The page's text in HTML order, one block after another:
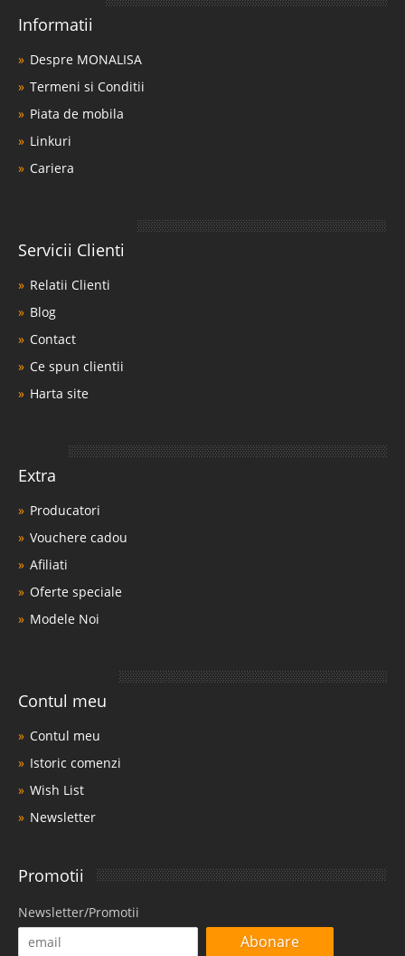
Informatii
Despre MONALISA
Termeni si Conditii
Piata de mobila
Linkuri
Cariera
Servicii Clienti
Relatii Clienti
Blog
Contact
Ce spun clientii
Harta site
Extra
Producatori
Vouchere cadou
Afiliati
Oferte speciale
Modele Noi
Contul meu
Contul meu
Istoric comenzi
Wish List
Newsletter
Promotii
Newsletter/Promotii
Abonare